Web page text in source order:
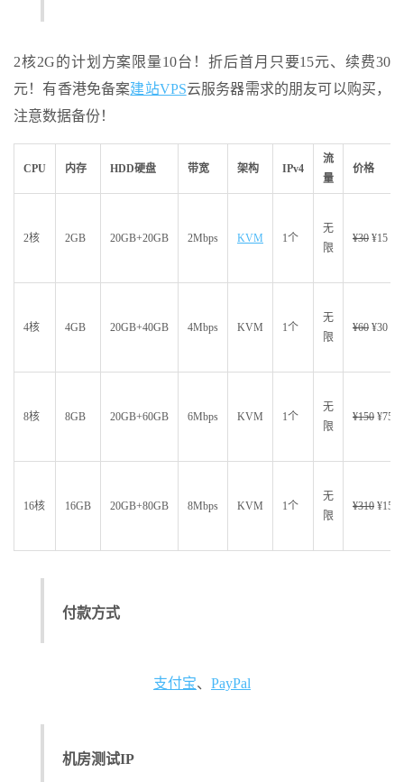
2核2G的计划方案限量10台！折后首月只要15元、续费30
元！有香港免备案建站VPS云服务器需求的朋友可以购买，
注意数据备份！
CPU 内存 HDD硬盘 带宽 架构 IPv4
流
量
价格
2核 2GB 20GB+20GB 2Mbps KVM 1个
无
限
¥30 ¥15
4核 4GB 20GB+40GB 4Mbps KVM 1个
无
限
¥60 ¥30
8核 8GB 20GB+60GB 6Mbps KVM 1个
无
限
¥150 ¥75
16核 16GB 20GB+80GB 8Mbps KVM 1个
无
限
¥310 ¥155
付款方式
支付宝、 PayPal
机房测试IP